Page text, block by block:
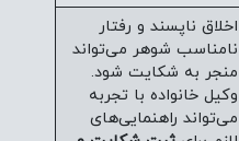
اخلاق ناپسند و رفتار
نامناسب شوهر می‌تواند
منجر به شکایت شود.
وکیل خانواده با تجربه
می‌تواند راهنمایی‌های